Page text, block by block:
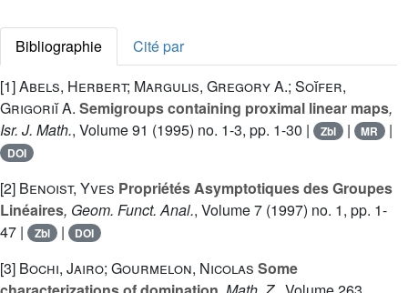
Bibliographie
Cité par
[1]Abels, Herbert; Margulis, Gregory A.; Soĭfer,
Grigoriĭ A. Semigroups containing proximal linear maps,
Isr. J. Math., Volume 91 (1995) no. 1-3, pp. 1-30 | Zbl | MR |
DOI
[2] Benoist, Yves Propriétés Asymptotiques des Groupes
Linéaires, Geom. Funct. Anal., Volume 7 (1997) no. 1, pp. 1-
47 |
Zbl | DOI
[3] Bochi, Jairo; Gourmelon, Nicolas Some